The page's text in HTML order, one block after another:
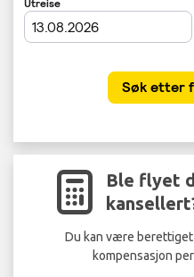
Ble flyet
Du kan være berettiget
kompensasjon